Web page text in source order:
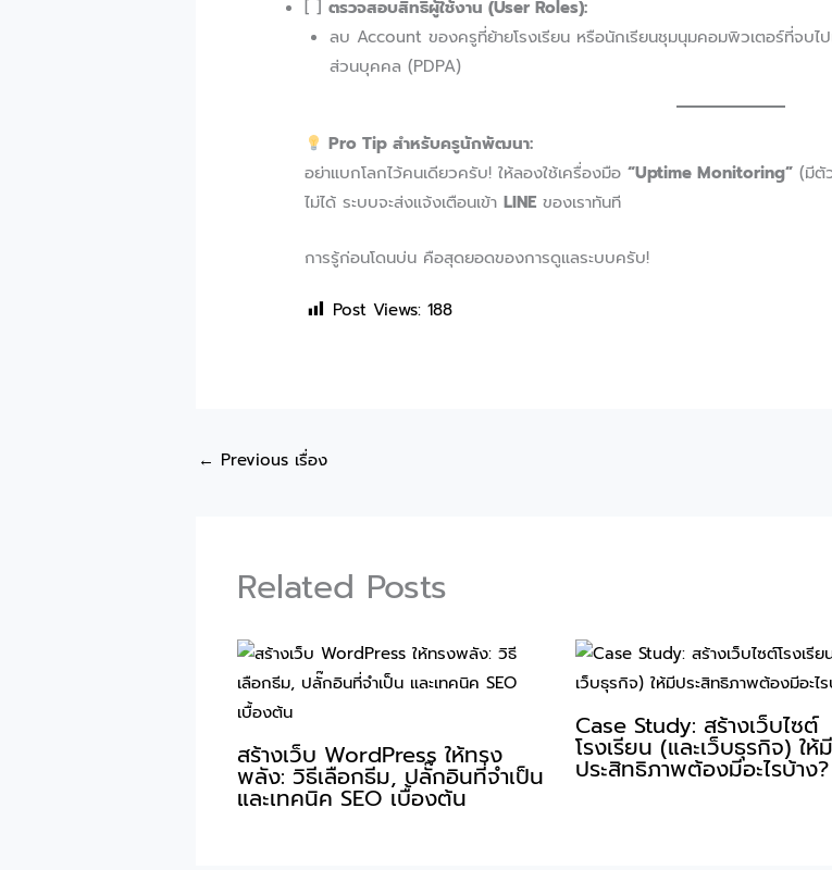
[ ]ตรวจสอบสิทธิ์ผู้ใช้งาน (User Roles):
ลบ Account ของครูที่ย้ายโรงเรียน หรือนักเรียนชุมนุมคอมพิวเตอร์ที่จบ
ส่วนบุคคล (PDPA)
Pro Tip สำหรับครูนักพัฒนา:
อย่าแบกโลกไว้คนเดียวครับ! ให้ลองใช้เครื่องมือ“Uptime Monitoring” (มีตั
ไม่ได้ ระบบจะส่งแจ้งเตือนเข้าLINE ของเราทันที
การรู้ก่อนโดนบ่น คือสุดยอดของการดูแลระบบครับ!
Post Views: 188
← Previous เรื่อง
Related Posts
สร้างเว็บ WordPress ให้ทรง
พลัง: วิธีเลือกธีม, ปลั๊กอินที่จำเป็น
และเทคนิค SEO เบื้องต้น
Case Study: สร้างเว็บไซต์
โรงเรียน (และเว็บธุรกิจ) ให้มี
ประสิทธิภาพต้องมีอะไรบ้าง?